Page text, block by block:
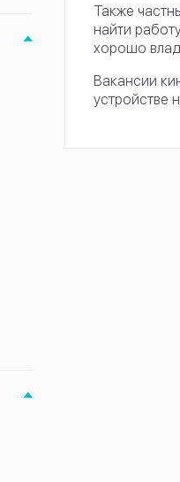
Также
найти
хорошо
Вакансии
устройстве